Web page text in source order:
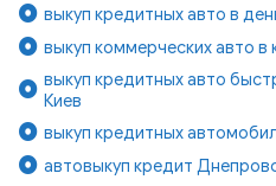
выкуп кредитных авто в
выкуп коммерческих авто в
выкуп кредитных авто
Киев
выкуп кредитных
автовыкуп кредит